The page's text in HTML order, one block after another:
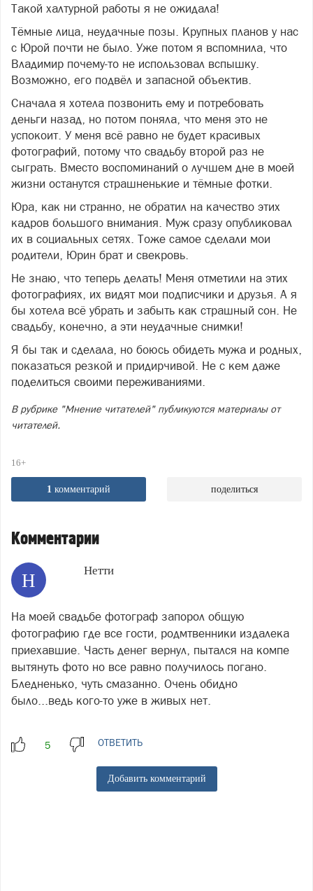
Такой халтурной работы я не ожидала!
Тёмные лица, неудачные позы. Крупных планов у нас
с Юрой почти не было. Уже потом я вспомнила, что
Владимир почему-то не использовал вспышку.
Возможно, его подвёл и запасной объектив.
Сначала я хотела позвонить ему и потребовать
деньги назад, но потом поняла, что меня это не
успокоит. У меня всё равно не будет красивых
фотографий, потому что свадьбу второй раз не
сыграть. Вместо воспоминаний о лучшем дне в моей
жизни останутся страшненькие и тёмные фотки.
Юра, как ни странно, не обратил на качество этих
кадров большого внимания. Муж сразу опубликовал
их в социальных сетях. Тоже самое сделали мои
родители, Юрин брат и свекровь.
Не знаю, что теперь делать! Меня отметили на этих
фотографиях, их видят мои подписчики и друзья. А я
бы хотела всё убрать и забыть как страшный сон. Не
свадьбу, конечно, а эти неудачные снимки!
Я бы так и сделала, но боюсь обидеть мужа и родных,
показаться резкой и придирчивой. Не с кем даже
поделиться своими переживаниями.
В рубрике "Мнение читателей" публикуются материалы от
читателей.
16+
1 комментарий поделиться
Комментарии
Н Нетти
На моей свадьбе фотограф запорол общую
фотографию где все гости, родмтвенники издалека
приехавшие. Часть денег вернул, пытался на компе
вытянуть фото но все равно получилось погано.
Бледненько, чуть смазанно. Очень обидно
было...ведь кого-то уже в живых нет.
ОТВЕТИТЬ
Добавить комментарий